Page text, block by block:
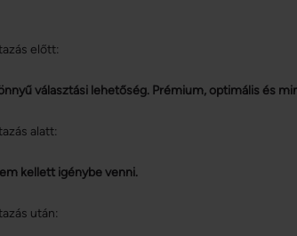
előtt:
választási lehetőség. Prémium, optimális és
alatt:
kellett igénybe venni.
után: